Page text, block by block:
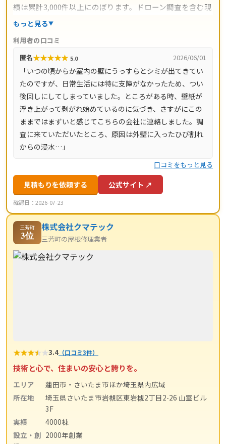
績は累計3,000件以上にのぼります。ドローン調査を含む現
地調査・お見積り・出張費は無料。瓦ずれ直し1,500円〜/
㎡と料金の目安が明確で、自社職人の直接施工により中間
マージンがかかりません。施工後は10年間の工事保証付
き。東京都・神奈川県・埼玉県・千葉県・茨城県・栃木
県・群馬県など全国14都道府県に対応し、LINE・メールは
24時間受付、最短当日にお伺いします。
もっと見る
利用者の口コミ
匿名★★★★★ 5.0 2026/06/01
「いつの頃からか室内の壁にうっすらとシミが出てきてい
たのですが、日常生活には特に支障がなかったため、つい
後回しにしてしまっていました。ところがある時、壁紙が
浮き上がって剥がれ始めているのに気づき、さすがにこの
ままではまずいと感じてこちらの会社に連絡しました。調
査に来ていただいたところ、原因は外壁に入ったひび割れ
からの浸水…」
口コミをもっと見る
見積もりを依頼する 公式サイト ↗
確認日：2026-07-23
三芳町
3位
株式会社クマテック
三芳町の屋根修理業者
★★★★★3.4 （口コミ3件）
技術と心で、住まいの安心と誇りを。
エリア
蓮田市・さいたま市ほか埼玉県内広域
所在地
埼玉県さいたま市岩槻区東岩槻2丁目2-26 山室ビル
3F
実績
4000棟
設立・創 2000年創業